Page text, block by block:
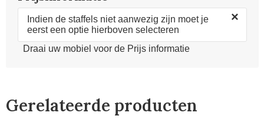
Indien de staffels niet aanwezig zijn moet je
eerst een optie hierboven selecteren
×
Draai uw mobiel voor de Prijs informatie
Gerelateerde producten